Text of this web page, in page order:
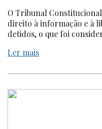
O Tribunal
direito à informação e à
detidos, o que foi
Ler mais